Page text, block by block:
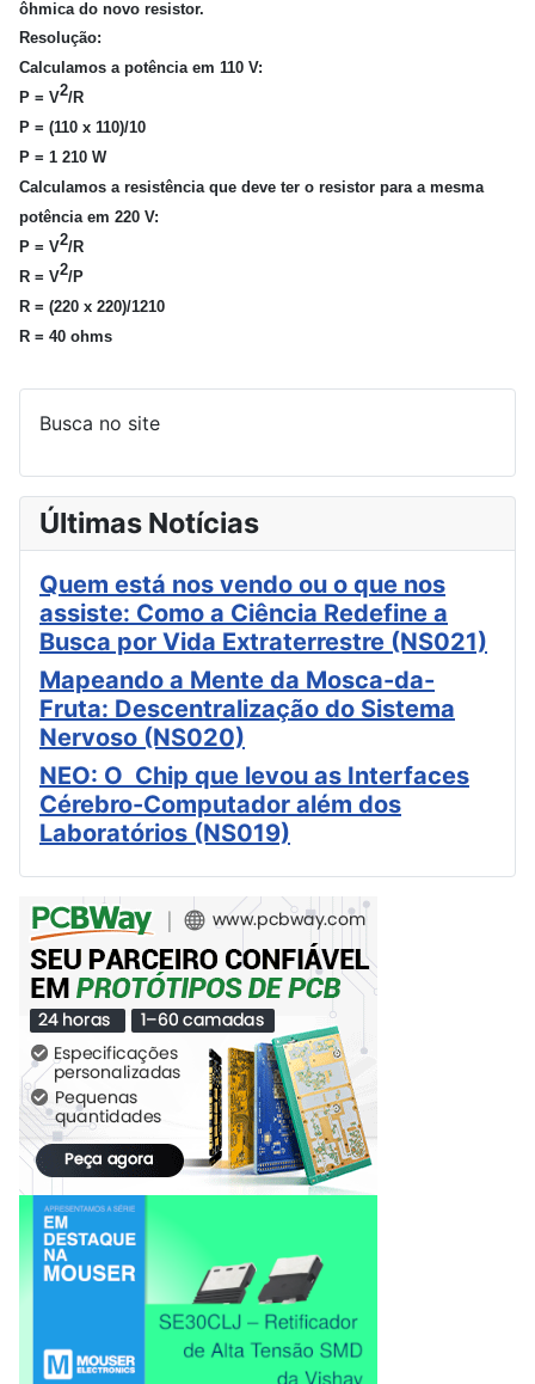
ôhmica do novo resistor.
Resolução:
Calculamos a potência em 110 V:
P = V2/R
P = (110 x 110)/10
P = 1 210 W
Calculamos a resistência que deve ter o resistor para a mesma
potência em 220 V:
P = V2/R
R = V2/P
R = (220 x 220)/1210
R = 40 ohms
Busca no site
Últimas Notícias
Quem está nos vendo ou o que nos
assiste: Como a Ciência Redefine a
Busca por Vida Extraterrestre (NS021)
Mapeando a Mente da Mosca-da-
Fruta: Descentralização do Sistema
Nervoso (NS020)
NEO: O Chip que levou as Interfaces
Cérebro-Computador além dos
Laboratórios (NS019)